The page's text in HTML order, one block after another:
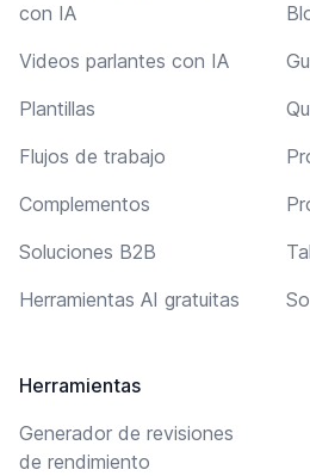
con IA
Videos parlantes con IA
Plantillas
Flujos de trabajo
Complementos
Soluciones B2B
Herramientas AI gratuitas
Herramientas
Generador de revisiones
de rendimiento